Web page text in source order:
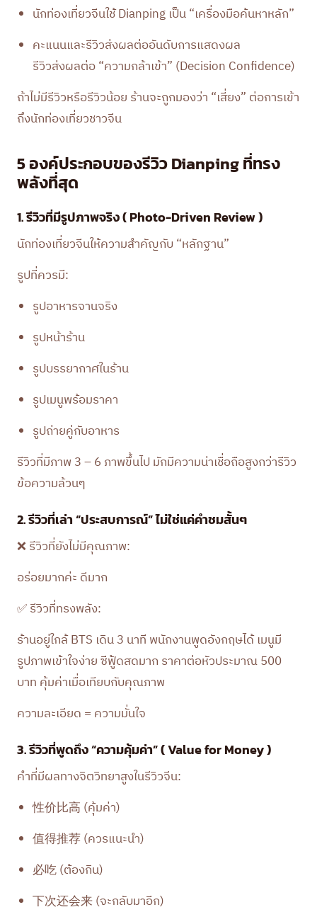
นักท่องเที่ยวจีนใช้ Dianping เป็น “เครื่องมือค้นหาหลัก”
คะแนนและรีวิวส่งผลต่ออันดับการแสดงผล
รีวิวส่งผลต่อ “ความกล้าเข้า” (Decision Confidence)
ถ้าไม่มีรีวิวหรือรีวิวน้อย ร้านจะถูกมองว่า “เสี่ยง” ต่อการเข้า
ถึงนักท่องเที่ยวชาวจีน
5 องค์ประกอบของรีวิว Dianping ที่ทรง
พลังที่สุด
1. รีวิวที่มีรูปภาพจริง ( Photo-Driven Review )
นักท่องเที่ยวจีนให้ความสำคัญกับ “หลักฐาน”
รูปที่ควรมี:
รูปอาหารจานจริง
รูปหน้าร้าน
รูปบรรยากาศในร้าน
รูปเมนูพร้อมราคา
รูปถ่ายคู่กับอาหาร
รีวิวที่มีภาพ 3 – 6 ภาพขึ้นไป มักมีความน่าเชื่อถือสูงกว่ารีวิว
ข้อความล้วนๆ
2. รีวิวที่เล่า “ประสบการณ์” ไม่ใช่แค่คำชมสั้นๆ
❌ รีวิวที่ยังไม่มีคุณภาพ:
อร่อยมากค่ะ ดีมาก
✅ รีวิวที่ทรงพลัง:
ร้านอยู่ใกล้ BTS เดิน 3 นาที พนักงานพูดอังกฤษได้ เมนูมี
รูปภาพเข้าใจง่าย ซีฟู้ดสดมาก ราคาต่อหัวประมาณ 500
บาท คุ้มค่าเมื่อเทียบกับคุณภาพ
ความละเอียด = ความมั่นใจ
3. รีวิวที่พูดถึง “ความคุ้มค่า” ( Value for Money )
คำที่มีผลทางจิตวิทยาสูงในรีวิวจีน:
性价比高 (คุ้มค่า)
值得推荐 (ควรแนะนำ)
必吃 (ต้องกิน)
下次还会来 (จะกลับมาอีก)